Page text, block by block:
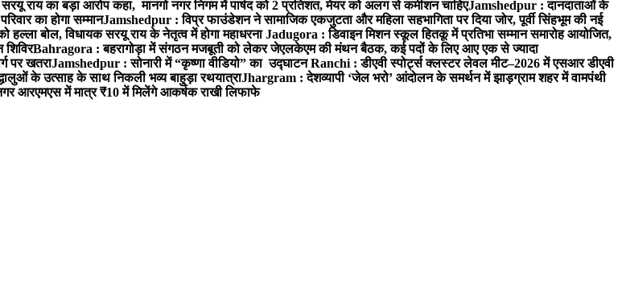
राय का बड़ा आरोप कहा, मानगो नगर निगम में पार्षद को 2 प्रतिशत, मेयर को अलग से कमीशन चाहिएJamshedpur : दानदाताओं के
का होगा सम्मानJamshedpur : विप्र फाउंडेशन ने सामाजिक एकजुटता और महिला सहभागिता पर दिया जोर, पूर्वी सिंहभूम की नई
बोल, विधायक सरयू राय के नेतृत्व में होगा महाधरनाJadugora : डिवाइन मिशन स्कूल हितकू में प्रतिभा सम्मान समारोह आयोजित,
Bahragora : बहरागोड़ा में संगठन मजबूती को लेकर जेएलकेएम की मंथन बैठक, कई पदों के लिए आए एक से ज्यादा
पर खतराJamshedpur : सोनारी में “कृष्णा वीडियो” का उद्घाटनRanchi : डीएवी स्पोर्ट्स क्लस्टर लेवल मीट–2026 में एसआर डीएवी
के उत्साह के साथ निकली भव्य बाहुड़ा रथयात्राJhargram : देशव्यापी ‘जेल भरो’ आंदोलन के समर्थन में झाड़ग्राम शहर में वामपंथी
आरएमएस में मात्र ₹10 में मिलेंगे आकर्षक राखी लिफाफे